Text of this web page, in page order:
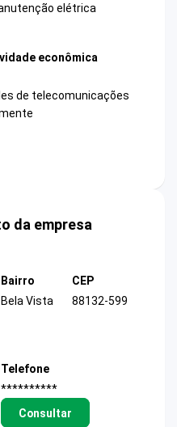
elétrica
econômica
de telecomunicações
da empresa
Bairro
Bela Vista
CEP
88132-599
Telefone
**********
Consultar